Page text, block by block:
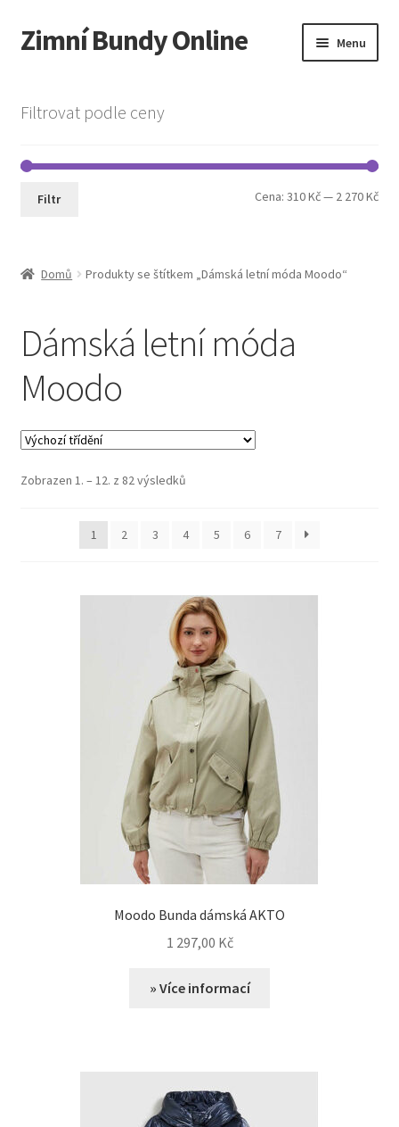
Přeskočit
na
Přejít
k
Zimní Bundy Online Menu
menu
Filtrovat podle ceny
Filtr Cena:310 Kč— 2 270 Kč
Domů Produkty se štítkem „Dámská letní móda Moodo“
Dámská letní móda
Moodo
Zobrazen 1. – 12. z 82 výsledků
1 2 3 4 5 6 7
Moodo Bunda dámská AKTO
1 297,00 Kč
» Více informací